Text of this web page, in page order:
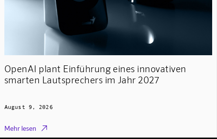
OpenAI plant Einführung eines innovativen
smarten Lautsprechers im Jahr 2027
August 9, 2026
Mehr lesen 